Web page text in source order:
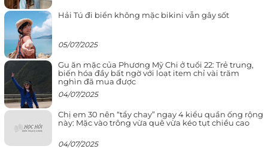
Hải Tú đi biển không mặc bikini vẫn gây sốt
05/07/2025
Gu ăn mặc của Phương Mỹ Chi ở tuổi 22: Trẻ trung,
biến hóa đầy bất ngờ với loạt item chỉ vài trăm
nghìn đã mua được
04/07/2025
Chị em 30 nên “tẩy chay” ngay 4 kiểu quần ống rộng
này: Mặc vào trông vừa quê vừa kéo tụt chiều cao
04/07/2025